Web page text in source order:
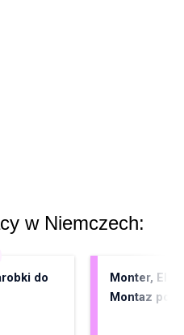
w Niemczech:
do
Monter,
Montaz